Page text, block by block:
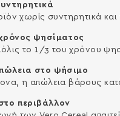
χωρίς συντηρητικά
ψησίματος
το 1/3 του χρόνου
στο ψήσιμο
η απώλεια βάρους
περιβάλλον